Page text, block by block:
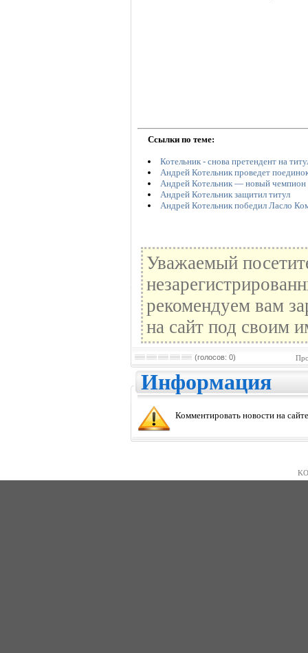
Ссылки по теме:
Котельник - снова претендент на
Андрей Котельник проведет
Андрей Котельник — новый чемпион
Андрей Котельник защитил титул
Андрей Котельник победил Ласло
Уважаемый
рекомендуем вам
на сайт под своим
(голосов: 0)
Информация
Комментировать новости на